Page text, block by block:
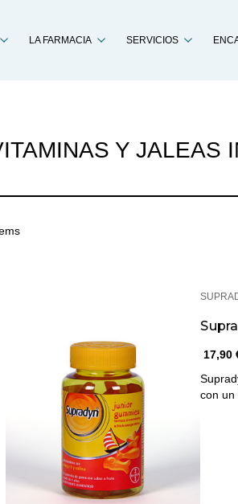
LA FARMACIA SERVICIOS
Y JALEAS
17,90
con un